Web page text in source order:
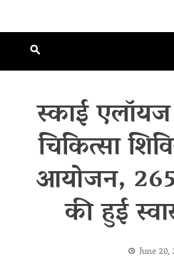
स्काई
चिकित्सा
आयोजन, 265
की हुई
June 20,